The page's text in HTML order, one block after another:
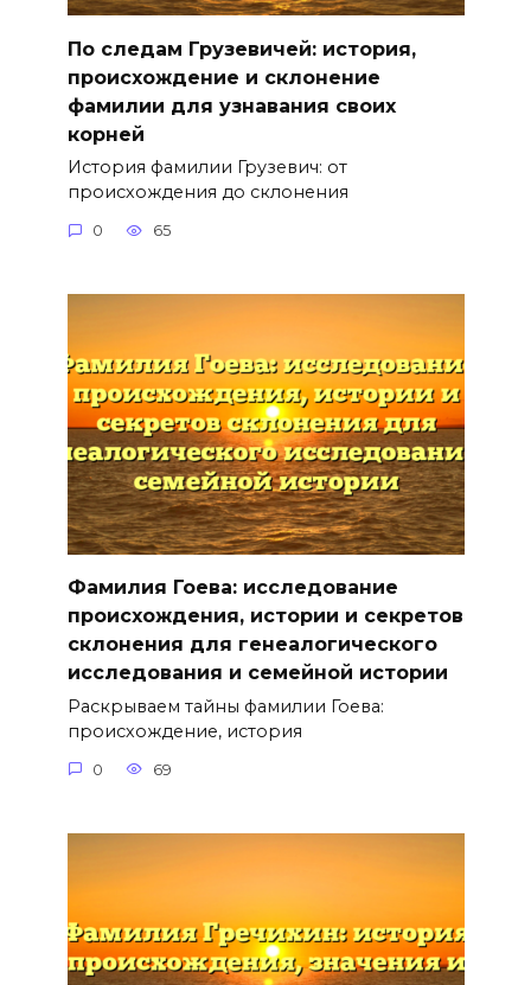
По следам Грузевичей: история,
происхождение и склонение
фамилии для узнавания своих
корней
История фамилии Грузевич: от
происхождения до склонения
0 65
Фамилия Гоева: исследование
происхождения, истории и секретов
склонения для генеалогического
исследования и семейной истории
Раскрываем тайны фамилии Гоева:
происхождение, история
0 69